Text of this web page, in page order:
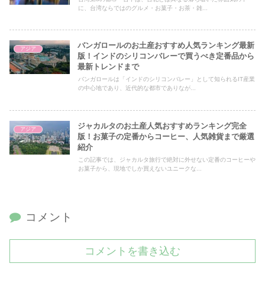
に、台湾ならではのグルメ・お菓子・お茶・雑...
アジア
バンガロールのお土産おすすめ人気ランキング最新
版！インドのシリコンバレーで買うべき定番品から
最新トレンドまで
バンガロールは「インドのシリコンバレー」として知られるIT産業
の中心地であり、近代的な都市でありなが...
アジア
ジャカルタのお土産人気おすすめランキング完全
版！お菓子の定番からコーヒー、人気雑貨まで厳選
紹介
この記事では、ジャカルタ旅行で絶対に外せない定番のコーヒーや
お菓子から、現地でしか買えないユニークな...
コメント
コメントを書き込む